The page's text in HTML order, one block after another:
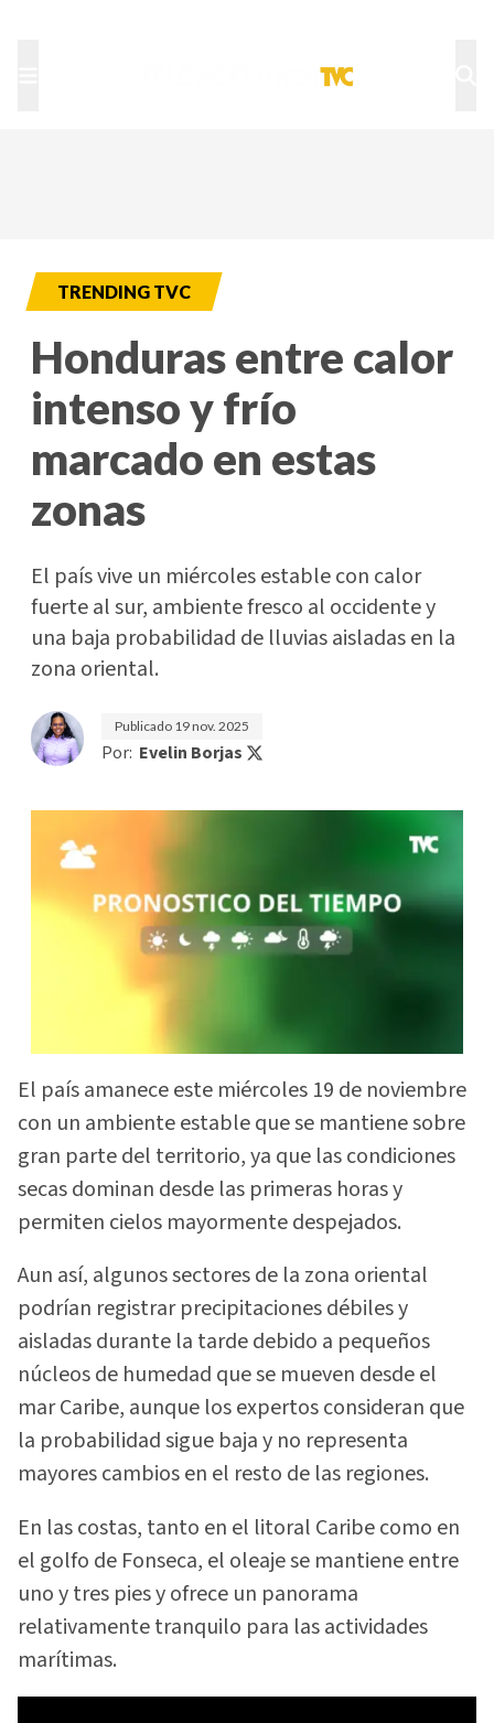
TRENDING TVC
Honduras entre calor
intenso y frío
marcado en estas
zonas
El país vive un miércoles estable con calor
fuerte al sur, ambiente fresco al occidente y
una baja probabilidad de lluvias aisladas en la
zona oriental.
Publicado 19 nov. 2025
Por: Evelin Borjas
El país amanece este miércoles 19 de noviembre
con un ambiente estable que se mantiene sobre
gran parte del territorio, ya que las condiciones
secas dominan desde las primeras horas y
permiten cielos mayormente despejados.
Aun así, algunos sectores de la zona oriental
podrían registrar precipitaciones débiles y
aisladas durante la tarde debido a pequeños
núcleos de humedad que se mueven desde el
mar Caribe, aunque los expertos consideran que
la probabilidad sigue baja y no representa
mayores cambios en el resto de las regiones.
En las costas, tanto en el litoral Caribe como en
el golfo de Fonseca, el oleaje se mantiene entre
uno y tres pies y ofrece un panorama
relativamente tranquilo para las actividades
marítimas.